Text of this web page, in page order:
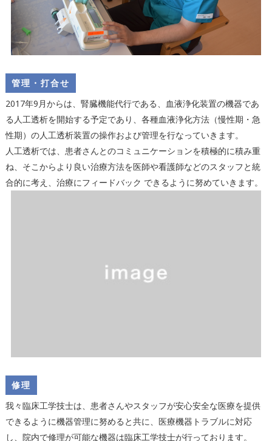
管理・打合せ
2017年9月からは、腎臓機能代行である、血液浄化装置の機器であ
る人工透析を開始する予定であり、各種血液浄化方法（慢性期・急
性期）の人工透析装置の操作および管理を行なっていきます。
人工透析では、患者さんとのコミュニケーションを積極的に積み重
ね、そこからより良い治療方法を医師や看護師などのスタッフと統
合的に考え、治療にフィードバック できるように努めていきます。
修理
我々臨床工学技士は、患者さんやスタッフが安心安全な医療を提供
できるように機器管理に努めると共に、医療機器トラブルに対応
し、院内で修理が可能な機器は臨床工学技士が行っております。